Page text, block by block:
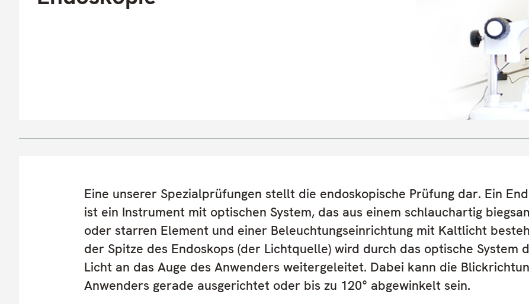
Eine unserer Spezialprüfungen stellt die endoskopische Prüfung dar. Ein
ist ein Instrument mit optischen System, das aus einem schlauchartig
oder starren Element und einer Beleuchtungseinrichtung mit Kaltlicht
der Spitze des Endoskops (der Lichtquelle) wird durch das optische System
Licht an das Auge des Anwenders weitergeleitet. Dabei kann die
Anwenders gerade ausgerichtet oder bis zu 120° abgewinkelt sein.